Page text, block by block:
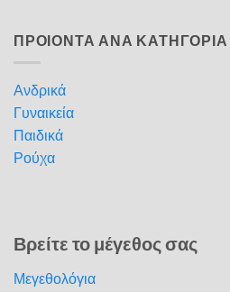
ΠΡΟΙΟΝΤΑ ΑΝΑ ΚΑΤΗΓΟΡΙΑ
Ανδρικά
Γυναικεία
Παιδικά
Ρούχα
Βρείτε το μέγεθος σας
Μεγεθολόγια